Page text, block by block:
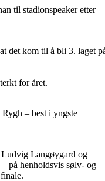
til stadionspeaker etter
det kom til å bli 3. laget
for året.
– best i yngste
Ludvig Langøygard og
på henholdsvis sølv- og